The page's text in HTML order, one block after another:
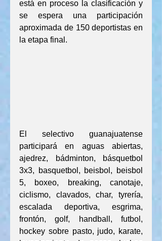
está en proceso la clasificación y
se espera una participación
aproximada de 150 deportistas en
la etapa final.
El selectivo guanajuatense
participará en aguas abiertas,
ajedrez, bádminton, básquetbol
3x3, basquetbol, beisbol, beisbol
5, boxeo, breaking, canotaje,
ciclismo, clavados, char, tyrería,
escalada deportiva, esgrima,
frontón, golf, handball, futbol,
hockey sobre pasto, judo, karate,